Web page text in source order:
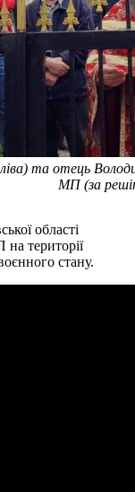
та отець
МП (за
області
території
стану.